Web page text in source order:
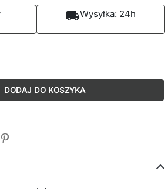
local_shippingWysyłka: 24h
DODAJ DO KOSZYKA